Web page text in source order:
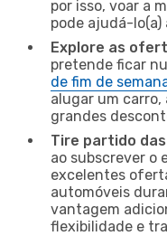
por isso, voar a
pode ajudá-
Explore as
pretende ficar
de fim de
alugar um carro,
grandes
Tire partido
ao subscrever o
excelentes
automóveis
vantagem
flexibilidade e